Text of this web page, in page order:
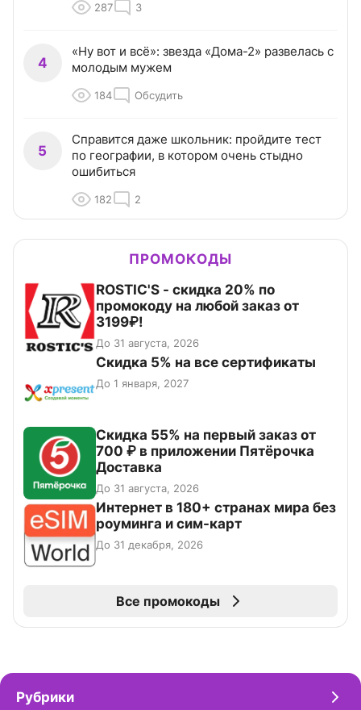
287 3
4
«Ну вот и всё»: звезда «Дома-2» развелась с
молодым мужем
184 Обсудить
5
Справится даже школьник: пройдите тест
по географии, в котором очень стыдно
ошибиться
182 2
ПРОМОКОДЫ
ROSTIC'S - скидка 20% по
промокоду на любой заказ от
3199₽!
До 31 августа, 2026
Скидка 5% на все сертификаты
До 1 января, 2027
Скидка 55% на первый заказ от
700 ₽ в приложении Пятёрочка
Доставка
До 31 августа, 2026
Интернет в 180+ странах мира без
роуминга и сим-карт
До 31 декабря, 2026
Все промокоды
Рубрики